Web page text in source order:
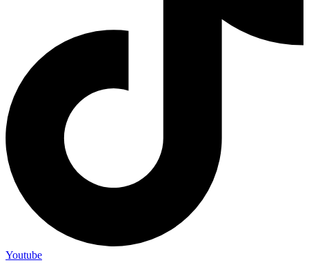
Youtube